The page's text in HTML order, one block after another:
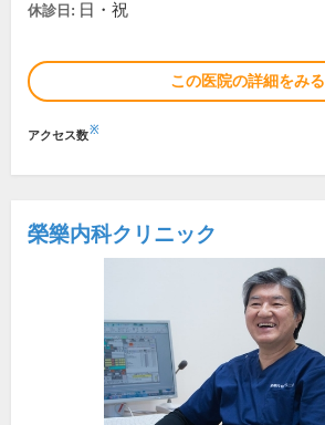
休診日: 日・祝
この医院の詳細をみる
アクセス数※
榮樂内科クリニック